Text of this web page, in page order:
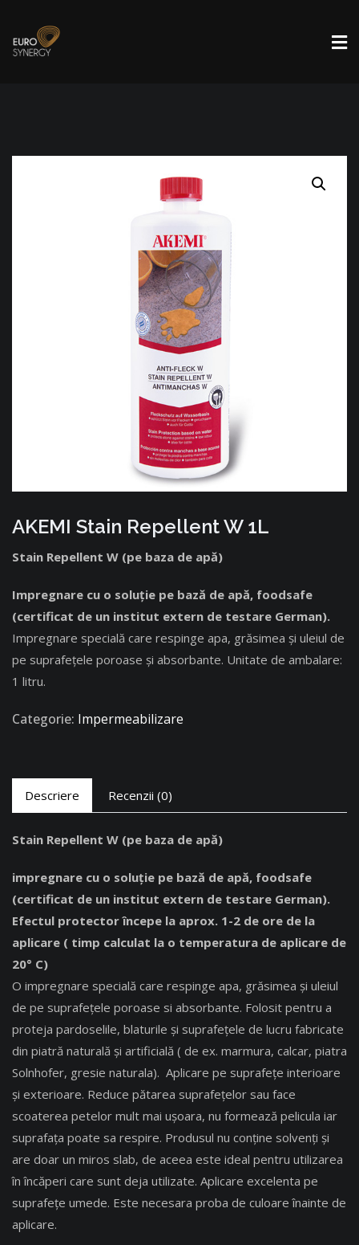
AKEMI Stain Repellent W 1L
Stain Repellent W (pe baza de apă)
Impregnare cu o soluţie pe bază de apă, foodsafe
(certificat de un institut extern de testare German).
Impregnare specială care respinge apa, grăsimea și uleiul de
pe suprafețele poroase și absorbante. Unitate de ambalare:
1 litru.
Categorie: Impermeabilizare
Descriere Recenzii (0)
Stain Repellent W (pe baza de apă)
impregnare cu o soluţie pe bază de apă, foodsafe
(certificat de un institut extern de testare German).
Efectul protector începe la aprox. 1-2 de ore de la
aplicare ( timp calculat la o temperatura de aplicare de
20° C)
O impregnare specială care respinge apa, grăsimea și uleiul
de pe suprafețele poroase si absorbante. Folosit pentru a
proteja pardoselile, blaturile şi suprafeţele de lucru fabricate
din piatră naturală şi artificială ( de ex. marmura, calcar, piatra
Solnhofer, gresie naturala). Aplicare pe suprafețe interioare
şi exterioare. Reduce pătarea suprafețelor sau face
scoaterea petelor mult mai uşoara, nu formează pelicula iar
suprafața poate sa respire. Produsul nu conține solvenţi şi
are doar un miros slab, de aceea este ideal pentru utilizarea
în încăperi care sunt deja utilizate. Aplicare excelenta pe
suprafeţe umede. Este necesara proba de culoare înainte de
aplicare.